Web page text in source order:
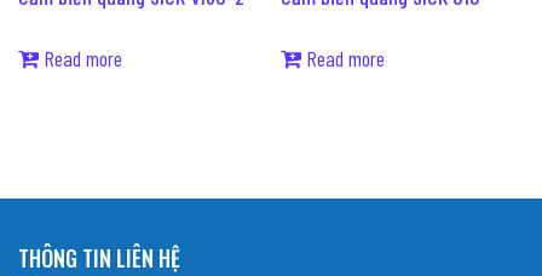
Read more Read more
THÔNG TIN LIÊN HỆ